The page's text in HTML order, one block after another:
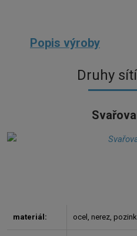
Popis výroby
Druhy
materiál: ocel, nerez, pozink